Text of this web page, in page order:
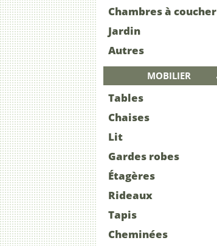
Chambres à coucher
Jardin
Autres
MOBILIER
Tables
Chaises
Lit
Gardes robes
Étagères
Rideaux
Tapis
Cheminées